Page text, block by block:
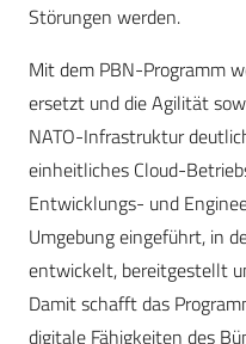
Störungen werden.
Mit dem PBN-Programm
ersetzt und die Agilität
NATO-Infrastruktur
einheitliches Cloud-
Entwicklungs- und
Umgebung eingeführt, in
entwickelt, bereitgestellt
Damit schafft das
digitale Fähigkeiten des